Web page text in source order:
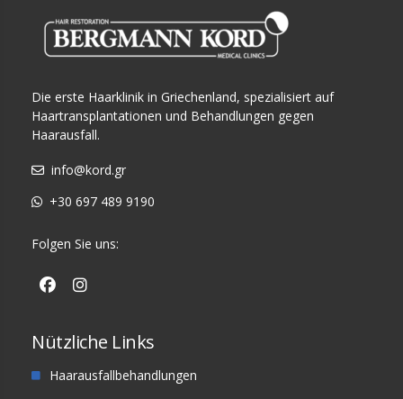
Die erste Haarklinik in Griechenland, spezialisiert auf
Haartransplantationen und Behandlungen gegen
Haarausfall.
info@kord.gr
+30 697 489 9190
Folgen Sie uns:
Nützliche Links
Haarausfallbehandlungen